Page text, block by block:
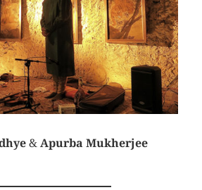
& Apurba Mukherjee